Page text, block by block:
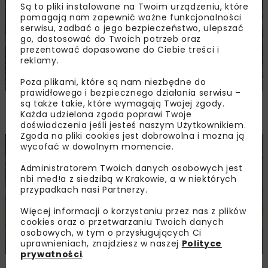
PKP PLK ogłosiły przetarg na odcinek Gdów
– Szczyrzyc projektu Podłęże–Piekiełko
DROGI INWESTYCJE
Są to pliki instalowane na Twoim urządzeniu, które
pomagają nam zapewnić ważne funkcjonalności
serwisu, zadbać o jego bezpieczeństwo, ulepszać
go, dostosować do Twoich potrzeb oraz
prezentować dopasowane do Ciebie treści i
reklamy.
Poza plikami, które są nam niezbędne do
prawidłowego i bezpiecznego działania serwisu –
są także takie, które wymagają Twojej zgody.
Każda udzielona zgoda poprawi Twoje
doświadczenia jeśli jesteś naszym Użytkownikiem.
Zgoda na pliki cookies jest dobrowolna i można ją
wycofać w dowolnym momencie.
Administratorem Twoich danych osobowych jest
nbi med!a z siedzibą w Krakowie, a w niektórych
przypadkach nasi Partnerzy.
Więcej informacji o korzystaniu przez nas z plików
cookies oraz o przetwarzaniu Twoich danych
osobowych, w tym o przysługujących Ci
uprawnieniach, znajdziesz w naszej Polityce
prywatności.